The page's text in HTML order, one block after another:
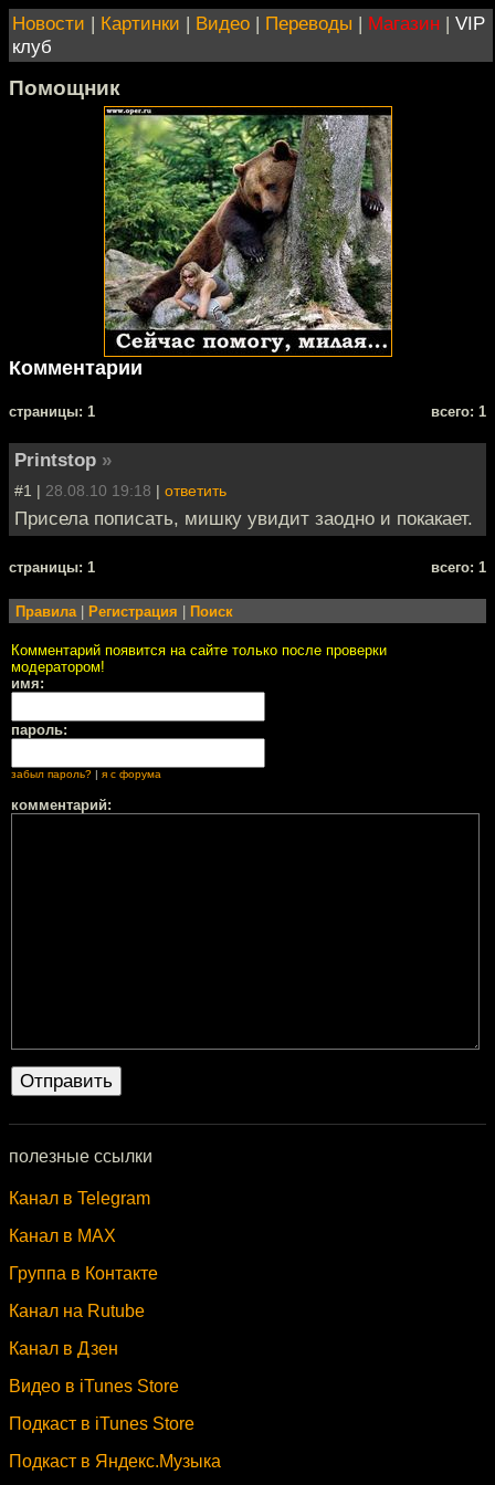
Новости | Картинки | Видео | Переводы | Магазин | VIP
клуб
Помощник
Комментарии
cтраницы: 1 всего: 1
Printstop »
#1 | 28.08.10 19:18 | ответить
Присела пописать, мишку увидит заодно и покакает.
cтраницы: 1 всего: 1
Правила Регистрация Поиск
Комментарий появится на сайте только после проверки
модератором!
имя:
пароль:
забыл пароль? | я с форума
комментарий:
полезные ссылки
Канал в Telegram
Канал в MAX
Группа в Контакте
Канал на Rutube
Канал в Дзен
Видео в iTunes Store
Подкаст в iTunes Store
Подкаст в Яндекс.Музыка